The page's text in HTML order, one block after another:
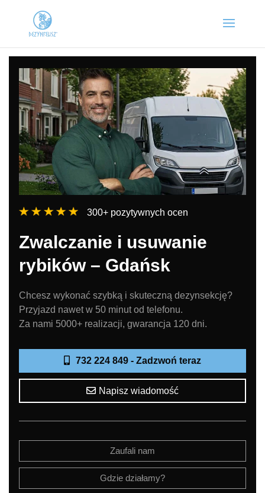
300+ pozytywnych ocen
Zwalczanie i usuwanie
rybików – Gdańsk
Chcesz wykonać szybką i skuteczną dezynsekcję?
Przyjazd nawet w 50 minut od telefonu.
Za nami 5000+ realizacji, gwarancja 120 dni.
732 224 849 - Zadzwoń teraz
Napisz wiadomość
Zaufali nam
Gdzie działamy?